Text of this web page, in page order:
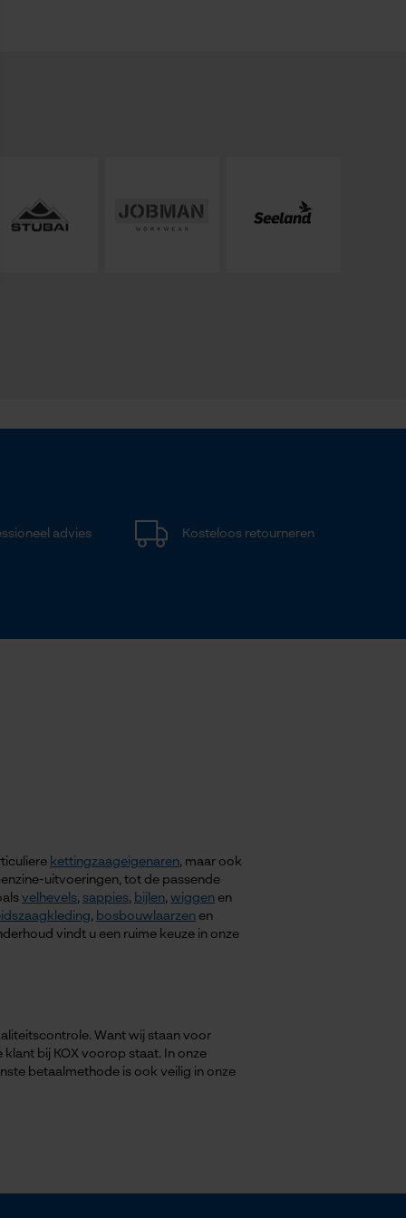
advies Kosteloos retourneren
kettingzaageigenaren, maar ook
uitvoeringen, tot de passende
velhevels, sappies, bijlen, wiggen en
, bosbouwlaarzen en
vindt u een ruime keuze in onze
Want wij staan voor
klant bij KOX voorop staat. In onze
betaalmethode is ook veilig in onze